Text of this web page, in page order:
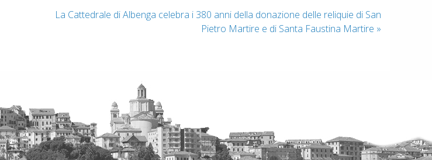
La Cattedrale di Albenga celebra i 380 anni della donazione delle reliquie di San
Pietro Martire e di Santa Faustina Martire »